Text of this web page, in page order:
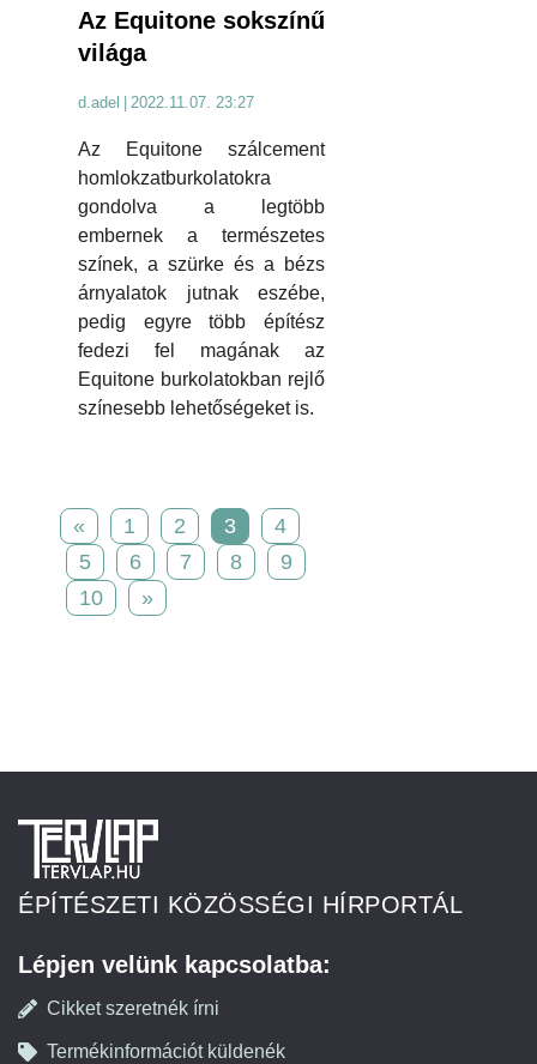
Az Equitone sokszínű
világa
d.adel 2022.11.07. 23:27
Az Equitone szálcement
homlokzatburkolatokra
gondolva a legtöbb
embernek a természetes
színek, a szürke és a bézs
árnyalatok jutnak eszébe,
pedig egyre több építész
fedezi fel magának az
Equitone burkolatokban rejlő
színesebb lehetőségeket is.
« 1 2 3
4
5
6 7 8
9
10
»
ÉPÍTÉSZETI KÖZÖSSÉGI HÍRPORTÁL
Lépjen velünk kapcsolatba:
Cikket szeretnék írni
Termékinformációt küldenék